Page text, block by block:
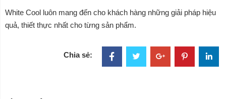
White Cool luôn mang đến cho khách hàng những giải pháp hiệu
quả, thiết thực nhất cho từng sản phẩm.
Chia sẻ: